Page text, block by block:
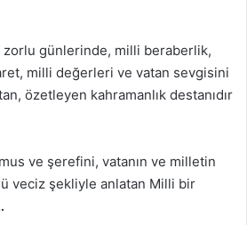
zorlu günlerinde, milli beraberlik,
milli değerleri ve vatan sevgisini
özetleyen kahramanlık destanıdır
ve şerefini, vatanın ve milletin
veciz şekliyle anlatan Milli bir